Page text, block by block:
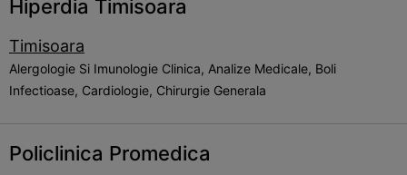
Hiperdia Timisoara
Timisoara
Alergologie Si Imunologie Clinica, Analize Medicale, Boli
Infectioase, Cardiologie, Chirurgie Generala
Policlinica Promedica